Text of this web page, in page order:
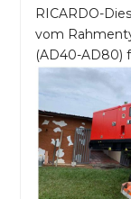
RICARDO-
vom
(AD40-AD80)